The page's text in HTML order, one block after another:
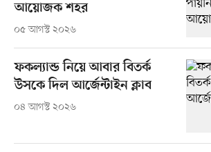
আয়োজক শহর
০৫ আগস্ট ২০২৬
ফকল্যান্ড নিয়ে আবার বিতর্ক
উসকে দিল আর্জেন্টাইন ক্লাব
০৪ আগস্ট ২০২৬